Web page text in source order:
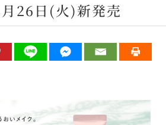
26日(火)新発売